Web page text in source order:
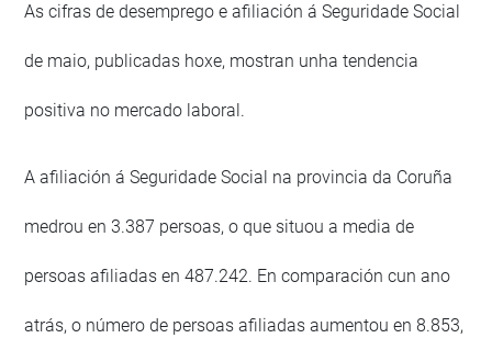
As cifras de desemprego e afiliación á Seguridade Social
de maio, publicadas hoxe, mostran unha tendencia
positiva no mercado laboral.
A afiliación á Seguridade Social na provincia da Coruña
medrou en 3.387 persoas, o que situou a media de
persoas afiliadas en 487.242. En comparación cun ano
atrás, o número de persoas afiliadas aumentou en 8.853,